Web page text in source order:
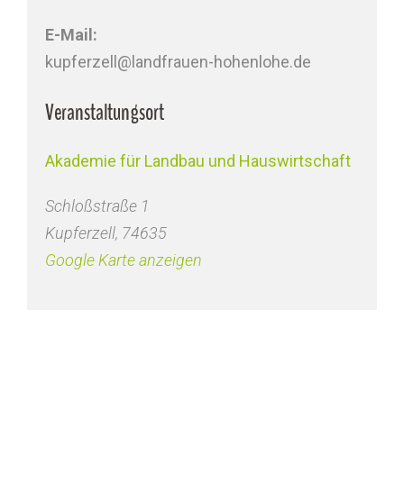
E-Mail:
kupferzell@landfrauen-hohenlohe.de
Veranstaltungsort
Akademie für Landbau und Hauswirtschaft
Schloßstraße 1
Kupferzell, 74635
Google Karte anzeigen